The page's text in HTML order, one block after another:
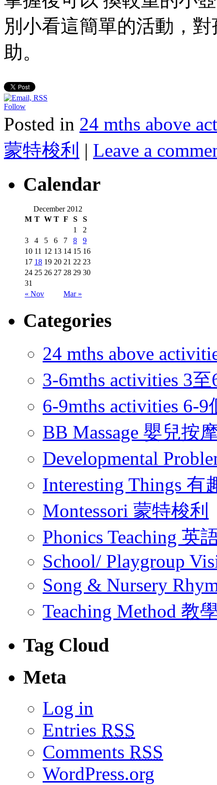
別小看這簡單的活動，
助。
Follow
Posted in 24 mths above
蒙特梭利 | Leave a
Calendar
December 2012
M T W T F S S
« Nov Mar »
1
2
3
4 5 6 7 8
9
10 11 12 13 14 15 16
17 18 19 20 21 22 23
24 25 26 27 28 29 30
31
Categories
24 mths above
3-6mths activities 3
6-9mths activities 6-
BB Massage 嬰兒按
Developmental
Interesting Things 有
Montessori 蒙特梭利
Phonics Teaching 英
School/ Playgroup
Song & Nursery
Teaching Method 教
Tag Cloud
Meta
Log in
Entries RSS
Comments RSS
WordPress.org